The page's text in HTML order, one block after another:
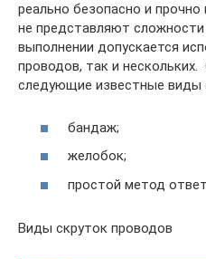
реально безопасно и
не представляют
выполнении допускается
проводов, так и
следующие известные виды
бандаж;
желобок;
простой метод
Виды скруток проводов